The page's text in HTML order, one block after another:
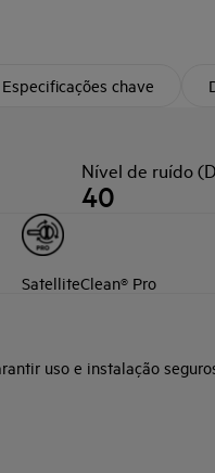
Especificações chave
Nível de ruído
40
SatelliteClean® Pro
uso e instalação